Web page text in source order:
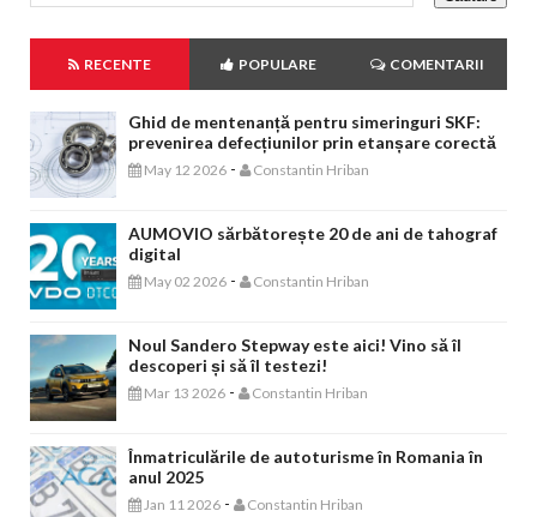
RECENTE POPULARE COMENTARII
Ghid de mentenanță pentru simeringuri SKF:
prevenirea defecțiunilor prin etanșare corectă
May 12 2026 - Constantin Hriban
AUMOVIO sărbătorește 20 de ani de tahograf
digital
May 02 2026 - Constantin Hriban
Noul Sandero Stepway este aici! Vino să îl
descoperi și să îl testezi!
Mar 13 2026 - Constantin Hriban
Înmatriculările de autoturisme în Romania în
anul 2025
Jan 11 2026 - Constantin Hriban